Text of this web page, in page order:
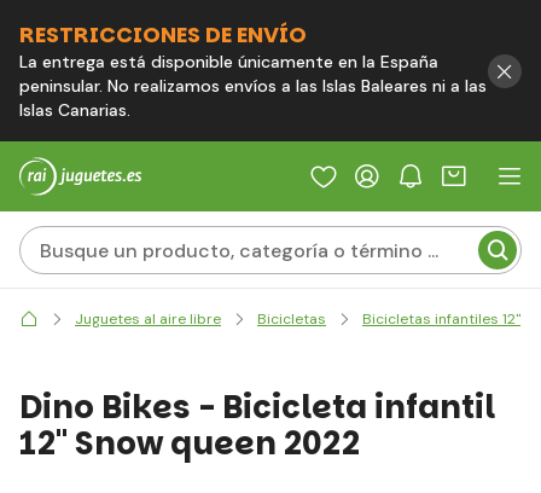
RESTRICCIONES DE ENVÍO
La entrega está disponible únicamente en la España
peninsular. No realizamos envíos a las Islas Baleares ni a las
Islas Canarias.
Juguetes al aire libre Bicicletas Bicicletas infantiles 12"
Dino Bikes - Bicicleta infantil
12" Snow queen 2022